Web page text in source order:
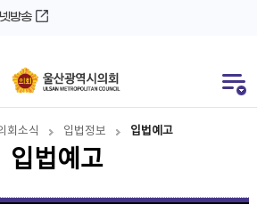
방송
회소식 입법정보 입법예고
입법예고